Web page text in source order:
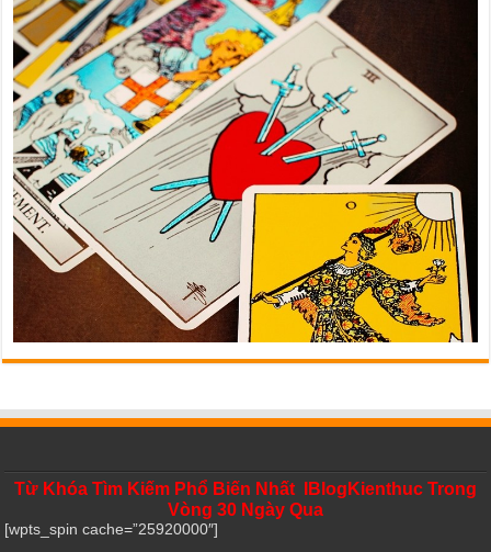
Từ Khóa Tìm Kiếm Phổ Biến Nhất IBlogKienthuc Trong
Vòng 30 Ngày Qua
[wpts_spin cache=”25920000″]